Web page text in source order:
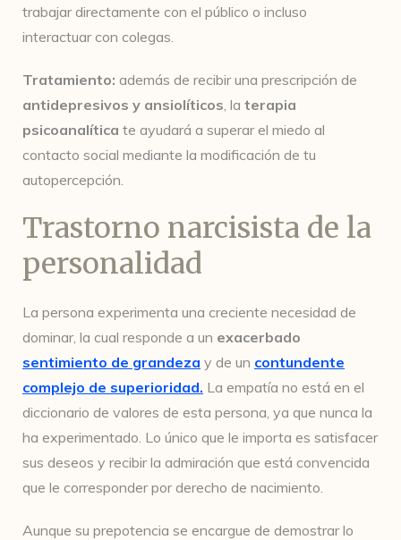
trabajar directamente con el público o incluso
interactuar con colegas.
Tratamiento: además de recibir una prescripción de
antidepresivos y ansiolíticos, la terapia
psicoanalítica te ayudará a superar el miedo al
contacto social mediante la modificación de tu
autopercepción.
Trastorno narcisista de la
personalidad
La persona experimenta una creciente necesidad de
dominar, la cual responde a un exacerbado
sentimiento de grandeza y de un contundente
complejo de superioridad. La empatía no está en el
diccionario de valores de esta persona, ya que nunca la
ha experimentado. Lo único que le importa es satisfacer
sus deseos y recibir la admiración que está convencida
que le corresponder por derecho de nacimiento.
Aunque su prepotencia se encargue de demostrar lo